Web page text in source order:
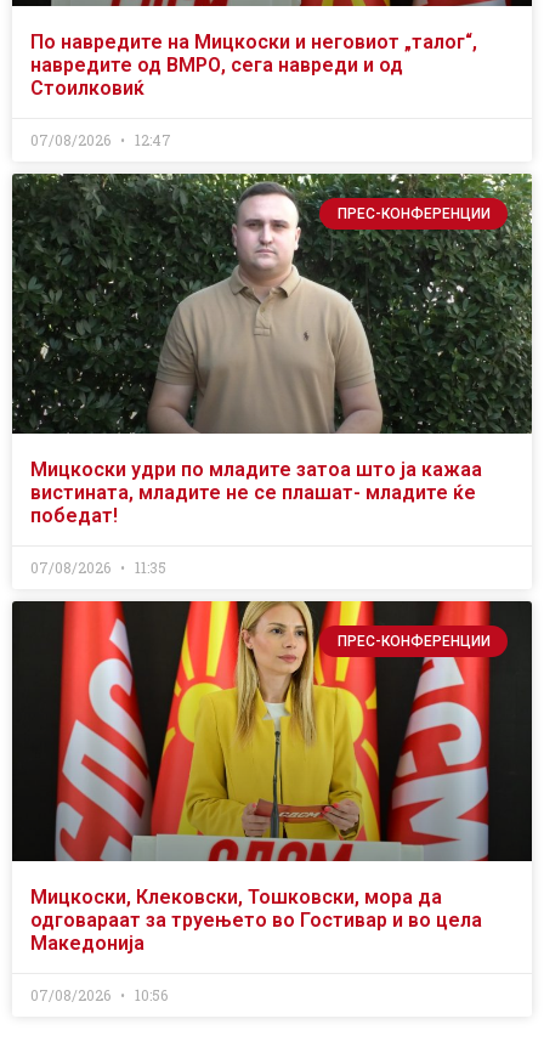
По навредите на Мицкоски и неговиот „талог“,
навредите од ВМРО, сега навреди и од
Стоилковиќ
07/08/2026 12:47
ПРЕС-КОНФЕРЕНЦИИ
Мицкоски удри по младите затоа што ја кажаа
вистината, младите не се плашат- младите ќе
победат!
07/08/2026 11:35
ПРЕС-КОНФЕРЕНЦИИ
Мицкоски, Клековски, Тошковски, мора да
одговараат за труењето во Гостивар и во цела
Македонија
07/08/2026 10:56